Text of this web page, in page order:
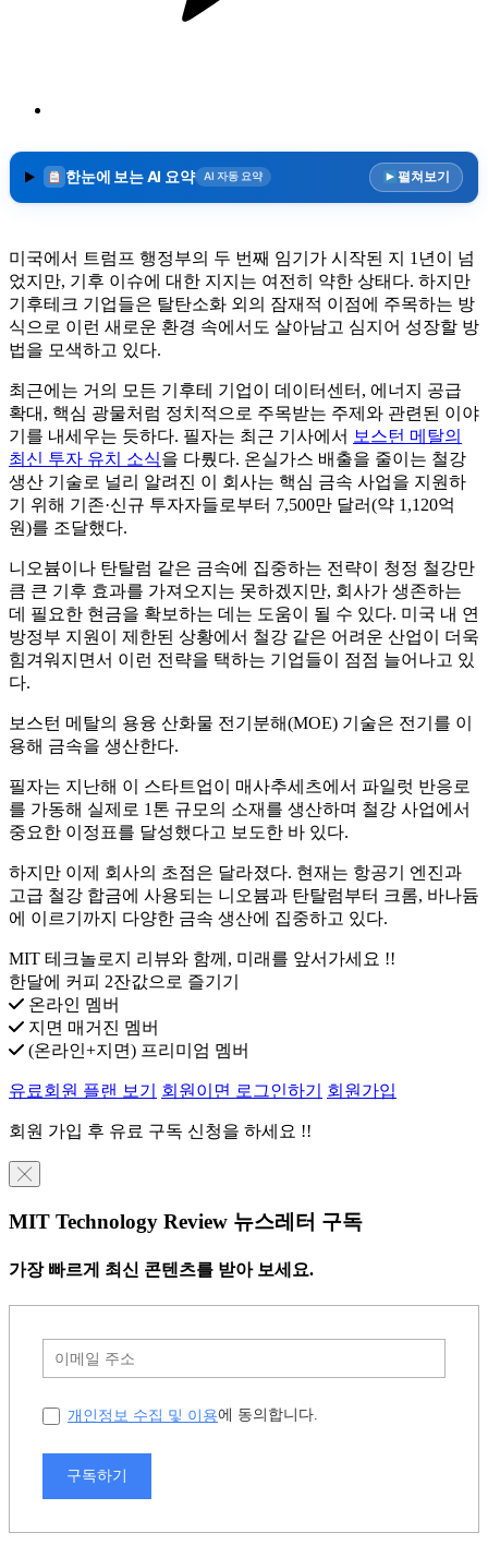
한눈에 보는 AI 요약 AI 자동 요약 펼쳐보기
미국에서 트럼프 행정부의 두 번째 임기가 시작된 지 1년이 넘
었지만, 기후 이슈에 대한 지지는 여전히 약한 상태다. 하지만
기후테크 기업들은 탈탄소화 외의 잠재적 이점에 주목하는 방
식으로 이런 새로운 환경 속에서도 살아남고 심지어 성장할 방
법을 모색하고 있다.
최근에는 거의 모든 기후테 기업이 데이터센터, 에너지 공급
확대, 핵심 광물처럼 정치적으로 주목받는 주제와 관련된 이야
기를 내세우는 듯하다. 필자는 최근 기사에서 보스턴 메탈의
최신 투자 유치 소식을 다뤘다. 온실가스 배출을 줄이는 철강
생산 기술로 널리 알려진 이 회사는 핵심 금속 사업을 지원하
기 위해 기존·신규 투자자들로부터 7,500만 달러(약 1,120억
원)를 조달했다.
니오븀이나 탄탈럼 같은 금속에 집중하는 전략이 청정 철강만
큼 큰 기후 효과를 가져오지는 못하겠지만, 회사가 생존하는
데 필요한 현금을 확보하는 데는 도움이 될 수 있다. 미국 내 연
방정부 지원이 제한된 상황에서 철강 같은 어려운 산업이 더욱
힘겨워지면서 이런 전략을 택하는 기업들이 점점 늘어나고 있
다.
보스턴 메탈의 용융 산화물 전기분해(MOE) 기술은 전기를 이
용해 금속을 생산한다.
필자는 지난해 이 스타트업이 매사추세츠에서 파일럿 반응로
를 가동해 실제로 1톤 규모의 소재를 생산하며 철강 사업에서
중요한 이정표를 달성했다고 보도한 바 있다.
하지만 이제 회사의 초점은 달라졌다. 현재는 항공기 엔진과
고급 철강 합금에 사용되는 니오븀과 탄탈럼부터 크롬, 바나듐
에 이르기까지 다양한 금속 생산에 집중하고 있다.
MIT 테크놀로지 리뷰와 함께, 미래를 앞서가세요 !!
한달에 커피 2잔값으로 즐기기
온라인 멤버
지면 매거진 멤버
(온라인+지면) 프리미엄 멤버
유료회원 플랜 보기 회원이면 로그인하기 회원가입
회원 가입 후 유료 구독 신청을 하세요 !!
╳
MIT Technology Review 뉴스레터 구독
가장 빠르게 최신 콘텐츠를 받아 보세요.
개인정보 수집 및 이용에 동의합니다.
구독하기